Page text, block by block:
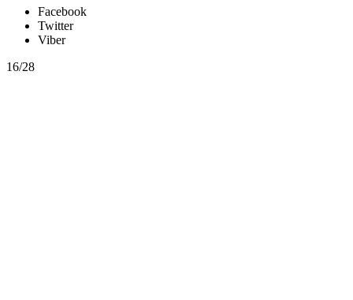
Facebook
Twitter
Viber
16/28